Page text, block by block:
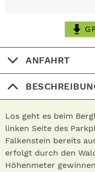
ANFAHRT
Los geht es beim
linken Seite des
Falkenstein bereits
erfolgt durch den
Höhenmeter